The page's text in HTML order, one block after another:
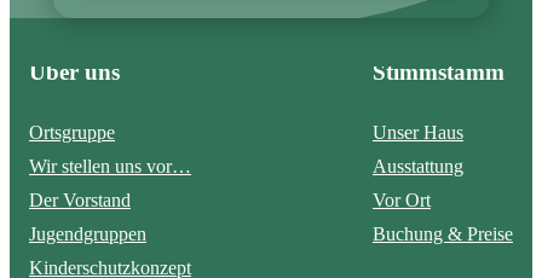
Über uns
Ortsgruppe
Wir stellen uns vor…
Der Vorstand
Jugendgruppen
Kinderschutzkonzept
Stimmstamm
Unser Haus
Ausstattung
Vor Ort
Buchung & Preise